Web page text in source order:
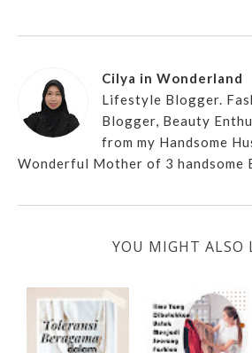
Cilya in Wonderland
Lifestyle Blogger.
Blogger, Beauty
from my Handsome
Wonderful Mother of 3 handsome
YOU MIGHT ALSO